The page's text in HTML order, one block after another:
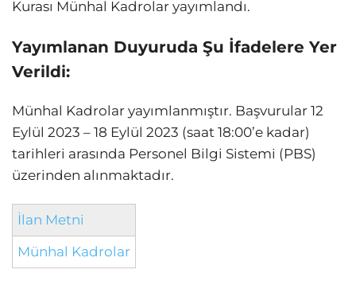
Kurası Münhal Kadrolar yayımlandı.
Yayımlanan Duyuruda Şu İfadelere Yer
Verildi:
Münhal Kadrolar yayımlanmıştır. Başvurular 12
Eylül 2023 – 18 Eylül 2023 (saat 18:00’e kadar)
tarihleri arasında Personel Bilgi Sistemi (PBS)
üzerinden alınmaktadır.
İlan Metni
Münhal Kadrolar